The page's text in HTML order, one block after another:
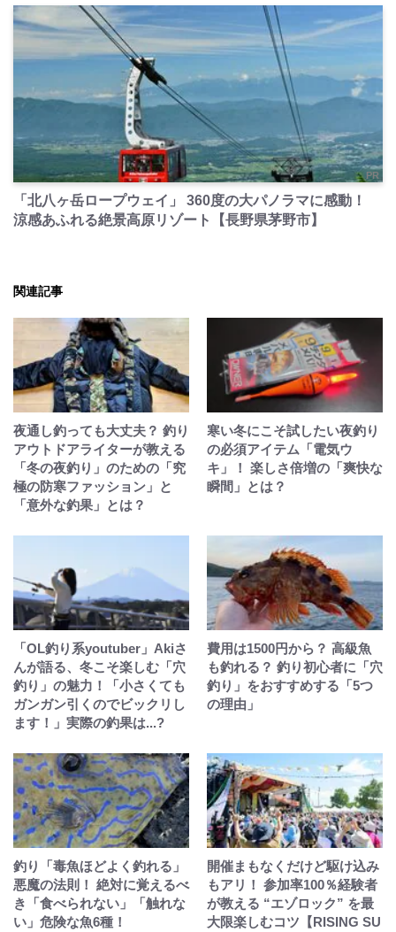
PR
「北八ヶ岳ロープウェイ」 360度の大パノラマに感動！
涼感あふれる絶景高原リゾート【長野県茅野市】
関連記事
夜通し釣っても大丈夫？ 釣り
アウトドアライターが教える
「冬の夜釣り」のための「究
極の防寒ファッション」と
「意外な釣果」とは？
寒い冬にこそ試したい夜釣り
の必須アイテム「電気ウ
キ」！ 楽しさ倍増の「爽快な
瞬間」とは？
「OL釣り系youtuber」Akiさ
んが語る、冬こそ楽しむ「穴
釣り」の魅力！「小さくても
ガンガン引くのでビックリし
ます！」実際の釣果は...?
費用は1500円から？ 高級魚
も釣れる？ 釣り初心者に「穴
釣り」をおすすめする「5つ
の理由」
釣り「毒魚ほどよく釣れる」
悪魔の法則！ 絶対に覚えるべ
き「食べられない」「触れな
い」危険な魚6種！
開催まもなくだけど駆け込み
もアリ！ 参加率100％経験者
が教える “エゾロック” を最
大限楽しむコツ【RISING SU